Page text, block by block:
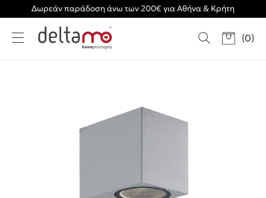
Δωρεάν παράδοση άνω των 200€ για Αθήνα & Κρήτη
(0)